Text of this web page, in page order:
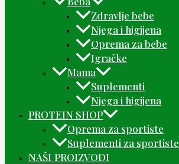
Zdravlje bebe
Njega i higijena
Oprema za bebe
Igračke
Mama
Suplementi
Njega i higijena
PROTEIN SHOP
Oprema za sportiste
Suplementi za sportiste
NAŠI PROIZVODI